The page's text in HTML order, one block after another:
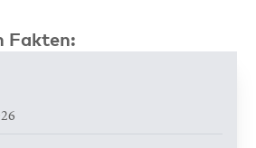
Fakten: